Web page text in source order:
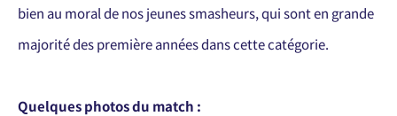
bien au moral de nos jeunes smasheurs, qui sont en grande
majorité des première années dans cette catégorie.
Quelques photos du match :